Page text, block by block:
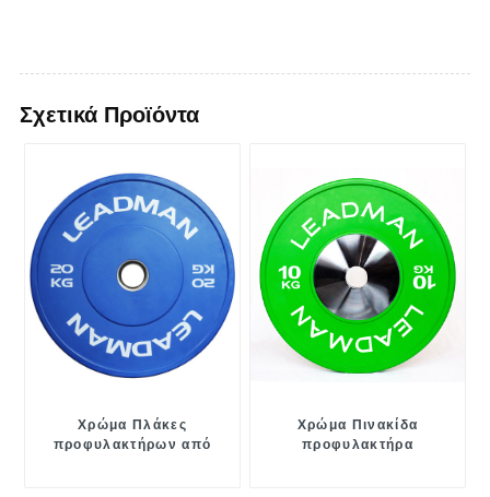
Σχετικά Προϊόντα
Χρώμα Πλάκες
προφυλακτήρων από
Χρώμα Πινακίδα
προφυλακτήρα